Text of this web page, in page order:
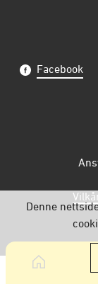
Facebook
Denne